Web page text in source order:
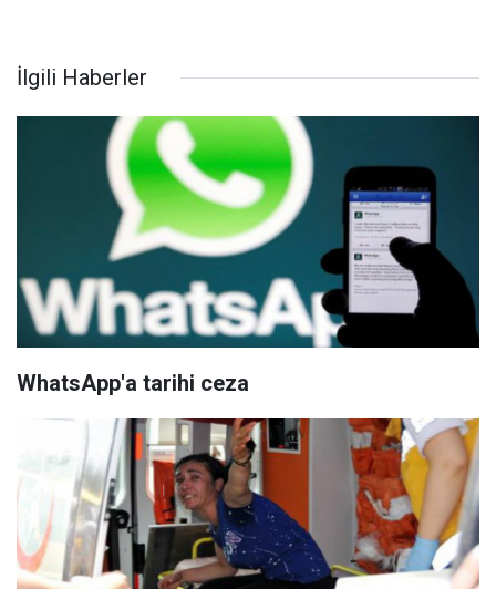
İlgili Haberler
WhatsApp'a tarihi ceza